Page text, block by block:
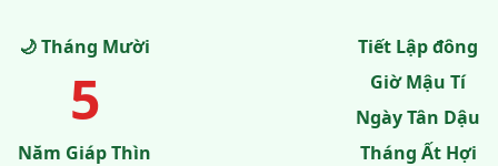
🌙 Tháng Mười
5
Năm Giáp Thìn
Tiết Lập đông
Giờ Mậu Tí
Ngày Tân Dậu
Tháng Ất Hợi